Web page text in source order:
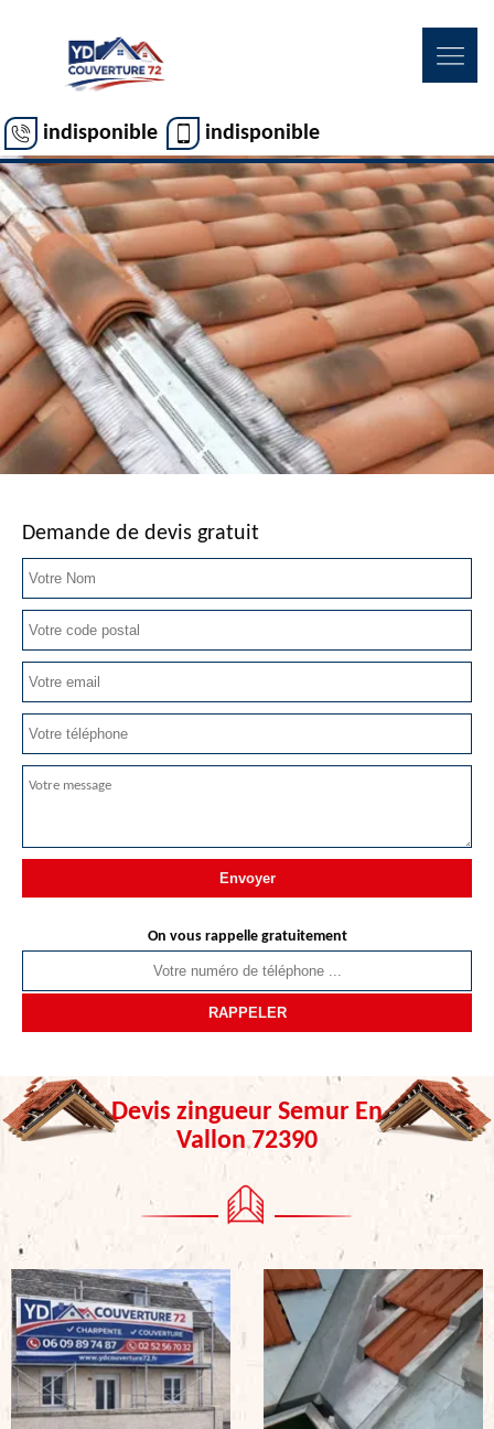
indisponible indisponible
Demande de devis gratuit
On vous rappelle gratuitement
Devis zingueur Semur En
Vallon 72390